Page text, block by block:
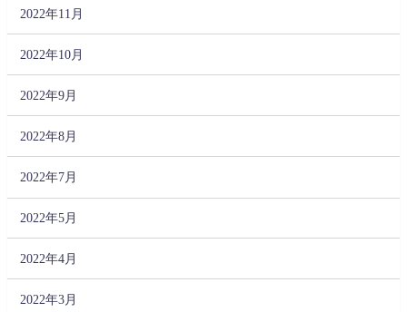
2022年11月
2022年10月
2022年9月
2022年8月
2022年7月
2022年5月
2022年4月
2022年3月